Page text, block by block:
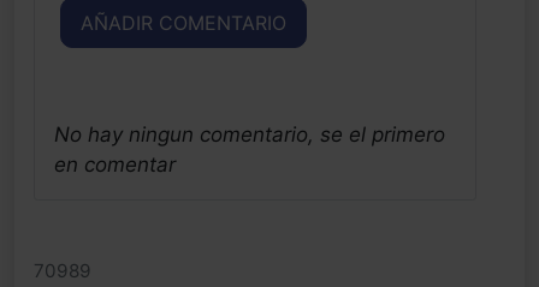
AÑADIR COMENTARIO
No hay ningun comentario, se el primero
en comentar
70989